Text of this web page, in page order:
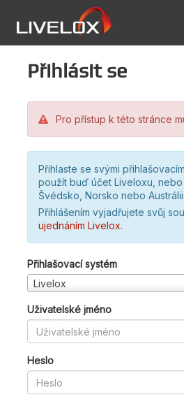
Přihlásit se
Pro přístup k této stránce
Přihlaste se svými
použít buď účet Liveloxu,
Švédsko, Norsko nebo Austrálii.
Přihlášením vyjadřujete svůj
ujednáním Livelox.
Přihlašovací systém
Livelox
Uživatelské jméno
Heslo